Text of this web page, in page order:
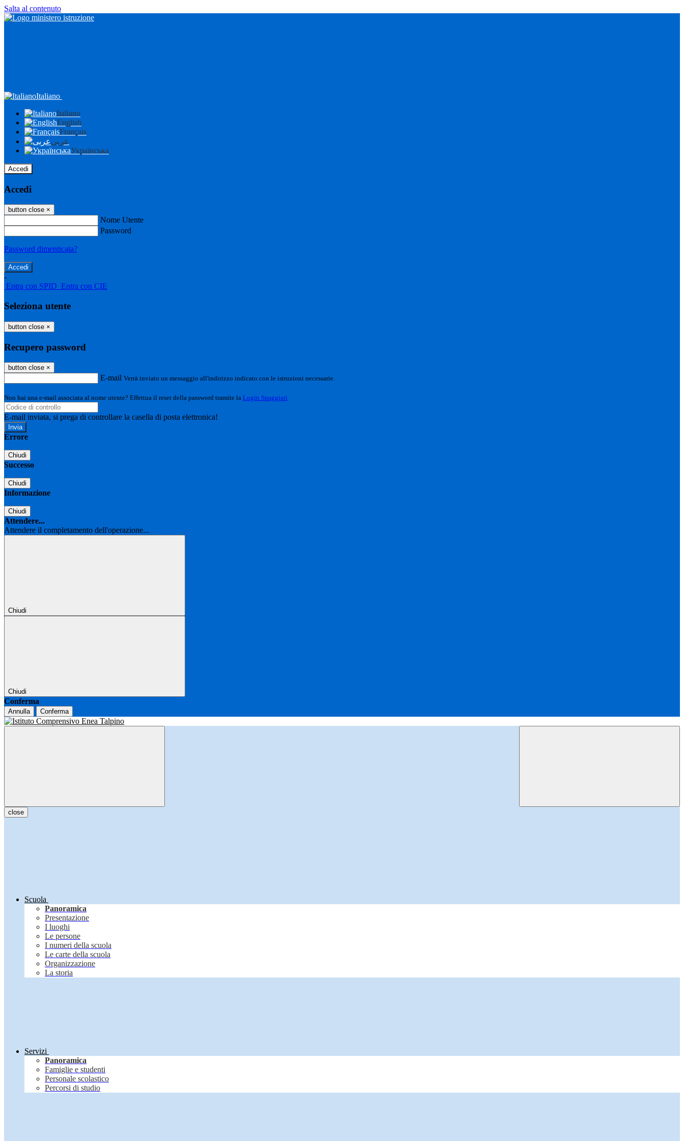
Salta al contenuto
Italiano
Italiano
English
Français
عربى
Українська
Accedi
Accedi
button close ×
Nome Utente
Password
Password dimenticata?
-
Entra con SPID Entra con CIE
Seleziona utente
button close ×
Recupero password
button close ×
E-mail Verrà inviato un messaggio all'indirizzo indicato con le istruzioni necessarie.
Non hai una e-mail associata al nome utente? Effettua il reset della password tramite la Login Spaggiari
E-mail inviata, si prega di controllare la casella di posta elettronica!
Errore
Chiudi
Successo
Chiudi
Informazione
Chiudi
Attendere...
Attendere il completamento dell'operazione...
Chiudi
Chiudi
Conferma
Annulla Conferma
close
Scuola
Panoramica
Presentazione
I luoghi
Le persone
I numeri della scuola
Le carte della scuola
Organizzazione
La storia
Servizi
Panoramica
Famiglie e studenti
Personale scolastico
Percorsi di studio